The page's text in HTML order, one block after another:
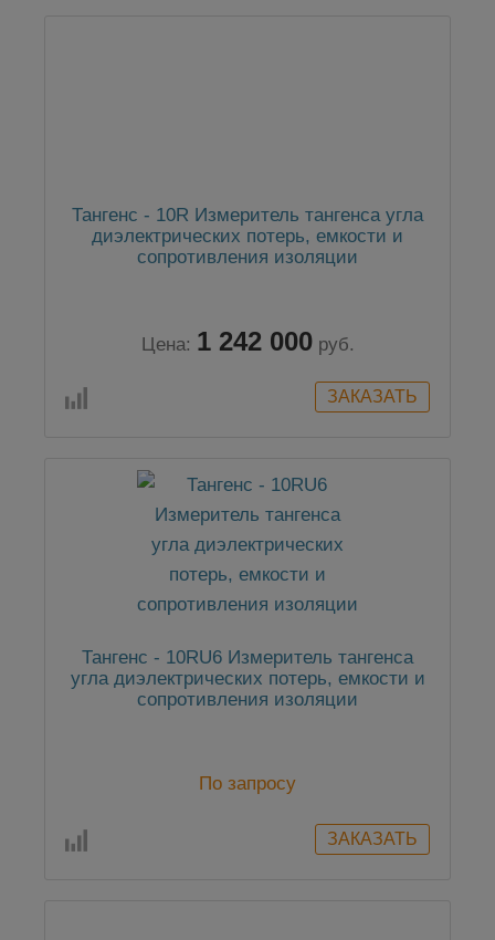
Тангенс - 10R Измеритель тангенса угла
диэлектрических потерь, емкости и
сопротивления изоляции
Цена: 1 242 000 руб.
Тангенс - 10RU6 Измеритель тангенса
угла диэлектрических потерь, емкости и
сопротивления изоляции
По запросу